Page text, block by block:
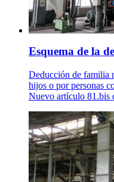
Esquema de la
Deducción de familia
hijos o por personas
Nuevo artículo 81.bis